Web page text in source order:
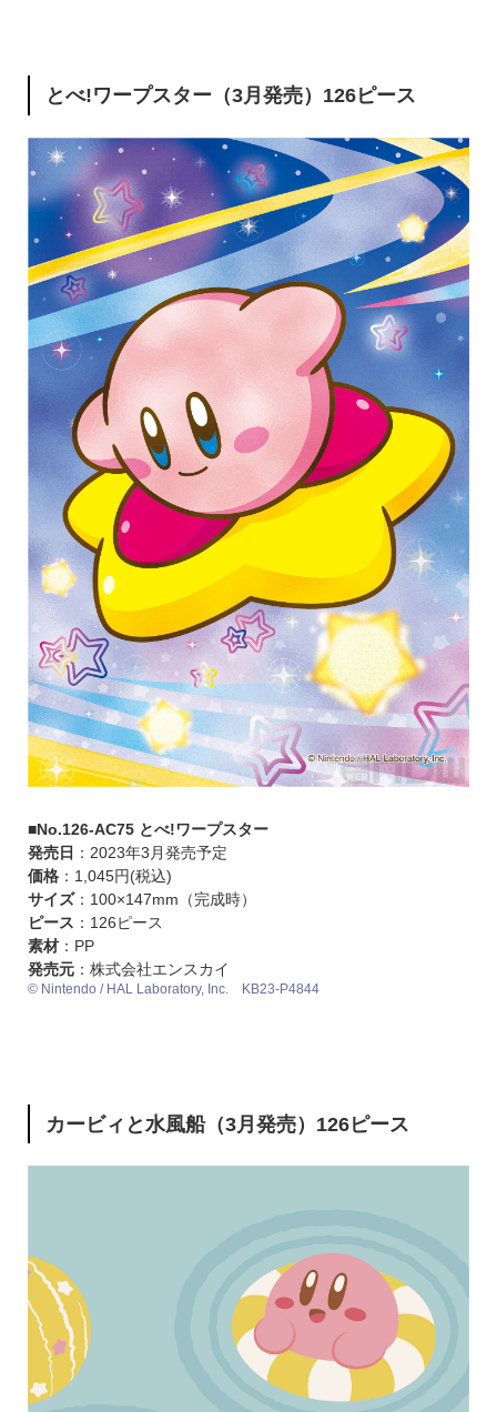
とべ!ワープスター（3月発売）126ピース
■No.126-AC75 とべ!ワープスター
発売日 ：2023年3月発売予定
価格：1,045円(税込)
サイズ：100×147mm（完成時）
ピース ：126ピース
素材：PP
発売元：株式会社エンスカイ
© Nintendo / HAL Laboratory, Inc. KB23-P4844
カービィと水風船（3月発売）126ピース